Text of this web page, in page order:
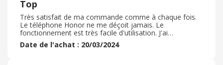
smartphone. Les écouteurs m'ont été offert également
donc c'est plutôt sympa. Pas déçue de découvrir cette
marque.
Top
Très satisfait de ma commande comme à chaque fois.
Le téléphone Honor ne me déçoit jamais. Le
fonctionnement est très facile d'utilisation. J'ai
commandé un jeu en version dématérialisée. Tout a
fonctionné directement. Je suis ravi. J'aime beaucoup
Date de l'achat : 20/03/2024